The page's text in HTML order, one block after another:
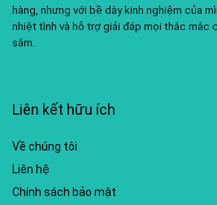
hàng, nhưng với bề dày kinh nghiệm của
nhiệt tình và hỗ trợ giải đáp mọi thắc mắc
sắm.
Liên kết hữu ích
Về chúng tôi
Liên hệ
Chính sách bảo mật